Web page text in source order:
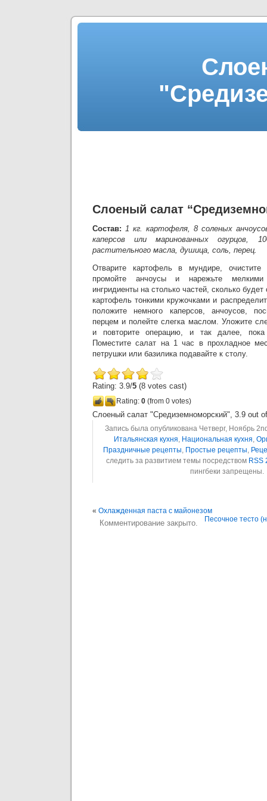
Слоеный салат
Состав: 1 кг. картофеля, 8 соленых
каперсов или маринованных огурцов,
растительного масла, душица, соль, перец.
Отварите картофель в мундире,
промойте анчоусы и нарежьте мелкими
ингридиенты на столько частей, сколько
картофель тонкими кружочками и
положите немного каперсов, анчоусов,
перцем и полейте слегка маслом. Уложите
и повторите операцию, и так далее, пока
Поместите салат на 1 час в прохладное
петрушки или базилика подавайте к столу.
Rating: 3.9/5 (8 votes cast)
Rating: 0 (from 0 votes)
Слоеный салат "Средиземноморский", 3.9 out
Запись была опубликована Четверг, Ноябрь
Итальянская кухня, Национальная кухня,
Праздничные рецепты, Простые рецепты,
следить за развитием темы посредством RSS
пингбеки запрещены.
« Охлажденная паста с майонезом
Песочное тесто
Комментирование закрыто.